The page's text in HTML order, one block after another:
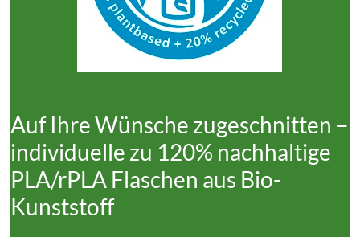
Auf Ihre Wünsche zugeschnitten –
individuelle zu 120% nachhaltige
PLA/rPLA Flaschen aus Bio-
Kunststoff